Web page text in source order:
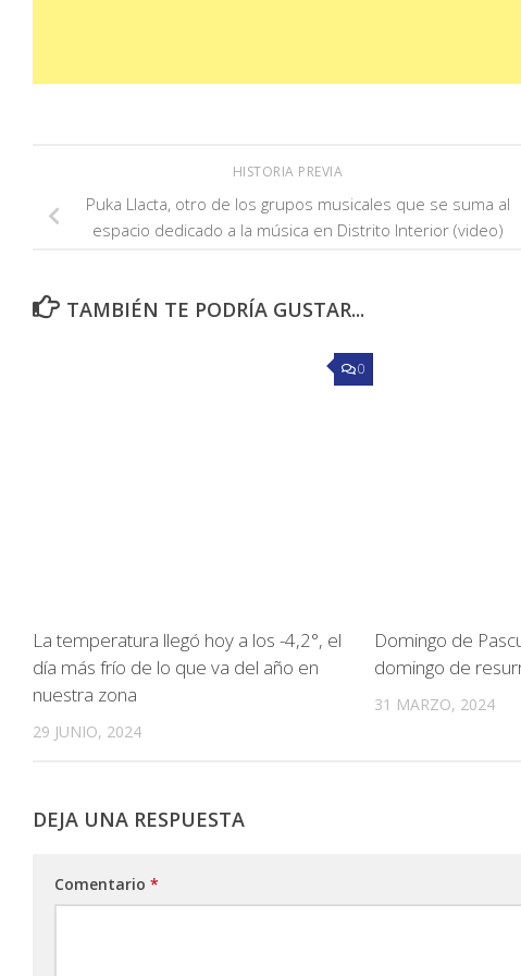
HISTORIA PREVIA
Puka Llacta, otro de los grupos musicales que se suma al
espacio dedicado a la música en Distrito Interior (video)
TAMBIÉN TE PODRÍA GUSTAR...
0
La temperatura llegó hoy a los -4,2°, el
día más frío de lo que va del año en
nuestra zona
29 JUNIO, 2024
Domingo de
domingo de
31 MARZO, 2024
DEJA UNA RESPUESTA
Comentario *